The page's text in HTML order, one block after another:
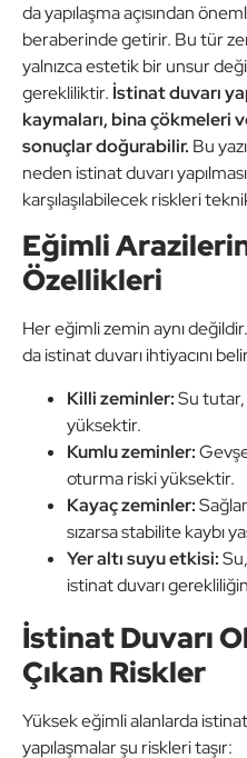
da yapılaşma açısından
beraberinde getirir. Bu tür
yalnızca estetik bir unsur
gerekliliktir. İstinat duvarı
kaymaları, bina çökmeleri
sonuçlar doğurabilir. Bu
neden istinat duvarı
karşılaşılabilecek riskleri
Eğimli
Özellikleri
Her eğimli zemin aynı
da istinat duvarı ihtiyacını
Killi zeminler:Su
yüksektir.
Kumlu zeminler:
oturma riski yüksektir.
Kayaç zeminler:
sızarsa stabilite kaybı
Yer altı suyu etkisi:
istinat duvarı
İstinat Duvarı
Çıkan Riskler
Yüksek eğimli alanlarda
yapılaşmalar şu riskleri taşır: